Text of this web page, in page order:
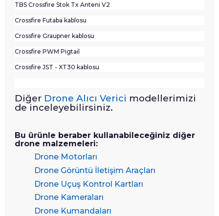
TBS Crossfire Stok Tx Anteni V2
Crossfire Futaba kablosu
Crossfire Graupner kablosu
Crossfire PWM Pigtail
Crossfire JST - XT30 kablosu
Diğer Drone Alıcı Verici modellerimizi
de inceleyebilirsiniz.
Bu ürünle beraber kullanabileceğiniz diğer
drone malzemeleri:
Drone Motorları
Drone Görüntü İletişim Araçları
Drone Uçuş Kontrol Kartları
Drone Kameraları
Drone Kumandaları